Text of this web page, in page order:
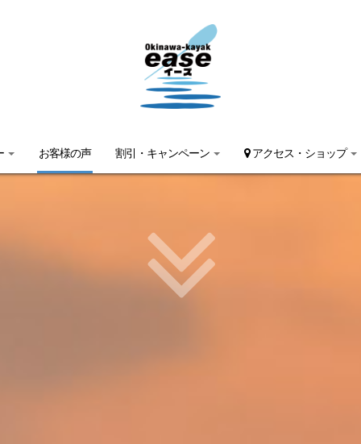
お客様の声 割引・キャンペーン アクセス・ショップ